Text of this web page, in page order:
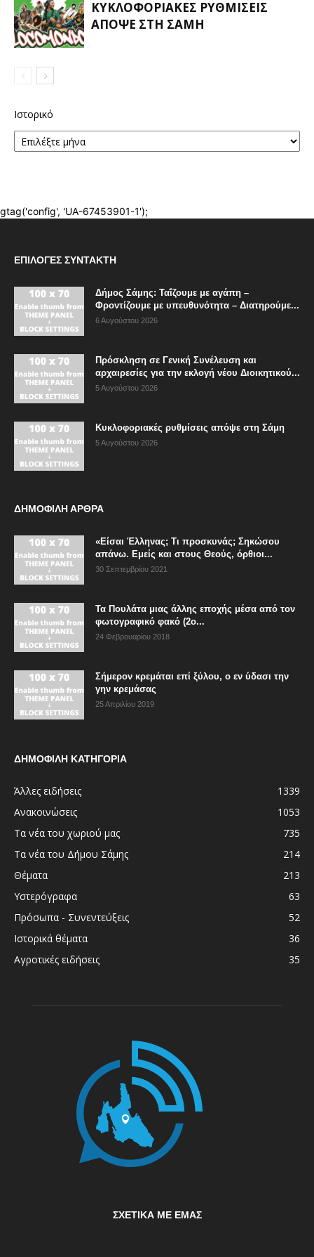
ΕΠΙΛΟΓΈΣ ΣΥΝΤΆΚΤΗ
Δήμος Σάμης: Ταΐζουμε με αγάπη –
Φροντίζουμε με υπευθυνότητα – Διατηρούμε...
6 Αυγούστου 2026
Πρόσκληση σε Γενική Συνέλευση και
αρχαιρεσίες για την εκλογή νέου Διοικητικού...
5 Αυγούστου 2026
Κυκλοφοριακές ρυθμίσεις απόψε στη Σάμη
5 Αυγούστου 2026
ΔΗΜΟΦΙΛΗ ΑΡΘΡΑ
«Είσαι Έλληνας; Τι προσκυνάς; Σηκώσου
απάνω. Εμείς και στους Θεούς, όρθιοι...
30 Σεπτεμβρίου 2021
Τα Πουλάτα μιας άλλης εποχής μέσα από τον
φωτογραφικό φακό (2ο...
24 Φεβρουαρίου 2018
Σήμερον κρεμάται επί ξύλου, ο εν ύδασι την
γην κρεμάσας
25 Απριλίου 2019
ΔΗΜΟΦΙΛΗ ΚΑΤΗΓΟΡΙΑ
Άλλες ειδήσεις
1339
Ανακοινώσεις
1053
Τα νέα του χωριού μας
735
Τα νέα του Δήμου Σάμης
214
Θέματα
213
Υστερόγραφα
63
Πρόσωπα - Συνεντεύξεις
52
Ιστορικά θέματα
36
Αγροτικές ειδήσεις
35
ΣΧΕΤΙΚΆ ΜΕ ΕΜΆΣ